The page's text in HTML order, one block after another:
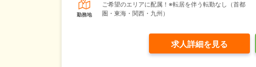
勤務地
ご希望のエリアに配属！※転居を伴う転勤なし（首都
圏・東海・関西・九州）
求人詳細を見る